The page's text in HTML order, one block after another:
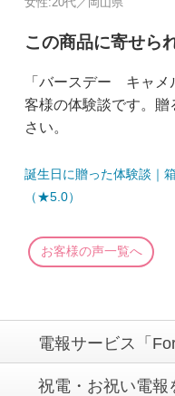
この商品に寄せら
「バースデー キャメ
客様の体験談です。
さい。
誕生日に贈った体験談｜
（★5.0）
お客様の声一覧へ
電報サービス「
祝電・お祝い電報